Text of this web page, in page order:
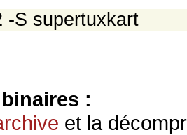
-S supertuxkart
:
et la